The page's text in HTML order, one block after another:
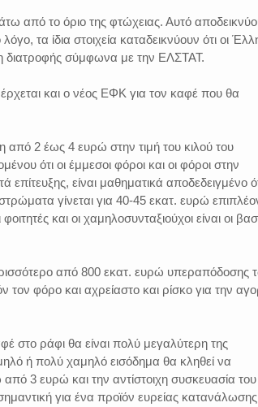
από το όριο της φτώχειας. Αυτό
τα ίδια στοιχεία καταδεικνύουν ότι οι
διατροφής σύμφωνα με την ΕΛΣΤΑΤ.
και ο νέος ΕΦΚ για τον καφέ που θα
2 έως 4 ευρώ στην τιμή του κιλού του
ότι οι έμμεσοι φόροι και οι φόροι στην
είναι μαθηματικά αποδεδειγμένο
γίνεται για 40-45 εκατ. ευρώ
και οι χαμηλοσυνταξιούχοι είναι οι
από 800 εκατ. ευρώ υπεραπόδοσης
φόρο και αχρείαστο και ρίσκο για την
στο ράφι θα είναι πολύ μεγαλύτερη της
ή πολύ χαμηλό εισόδημα θα κληθεί να
3 ευρώ και την αντίστοιχη συσκευασία του
για ένα προϊόν ευρείας κατανάλωσης